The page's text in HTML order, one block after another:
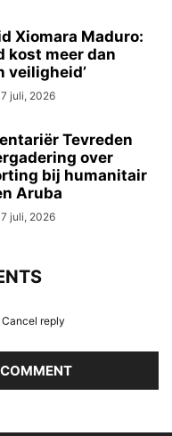
Xiomara Maduro:
kost meer dan
veiligheid’
7 juli, 2026
Tevreden
over
bij humanitair
Aruba
7 juli, 2026
Cancel reply